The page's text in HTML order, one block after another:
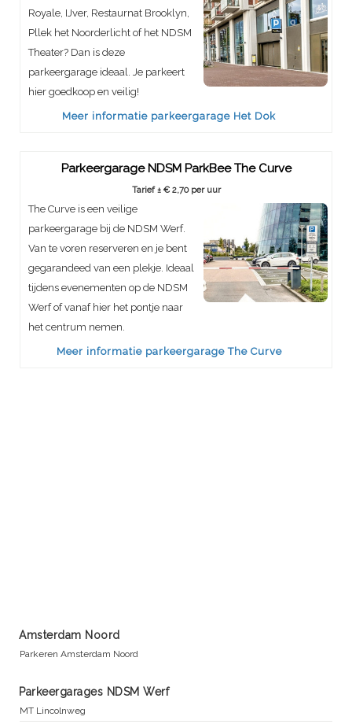
Royale, IJver, Restaurnat Brooklyn,
Pllek het Noorderlicht of het NDSM
Theater? Dan is deze
parkeergarage ideaal. Je parkeert
hier goedkoop en veilig!
Meer informatie parkeergarage Het Dok
Parkeergarage NDSM ParkBee The Curve
Tarief ± € 2,70 per uur
The Curve is een veilige
parkeergarage bij de NDSM Werf.
Van te voren reserveren en je bent
gegarandeed van een plekje. Ideaal
tijdens evenementen op de NDSM
Werf of vanaf hier het pontje naar
het centrum nemen.
Meer informatie parkeergarage The Curve
Amsterdam Noord
Parkeren Amsterdam Noord
Parkeergarages NDSM Werf
MT Lincolnweg